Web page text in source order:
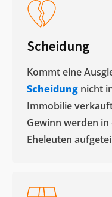
Scheidung
Kommt eine
Scheidung nicht
Immobilie
Gewinn werden
Eheleuten